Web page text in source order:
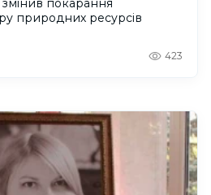
покарання
природних ресурсів
423